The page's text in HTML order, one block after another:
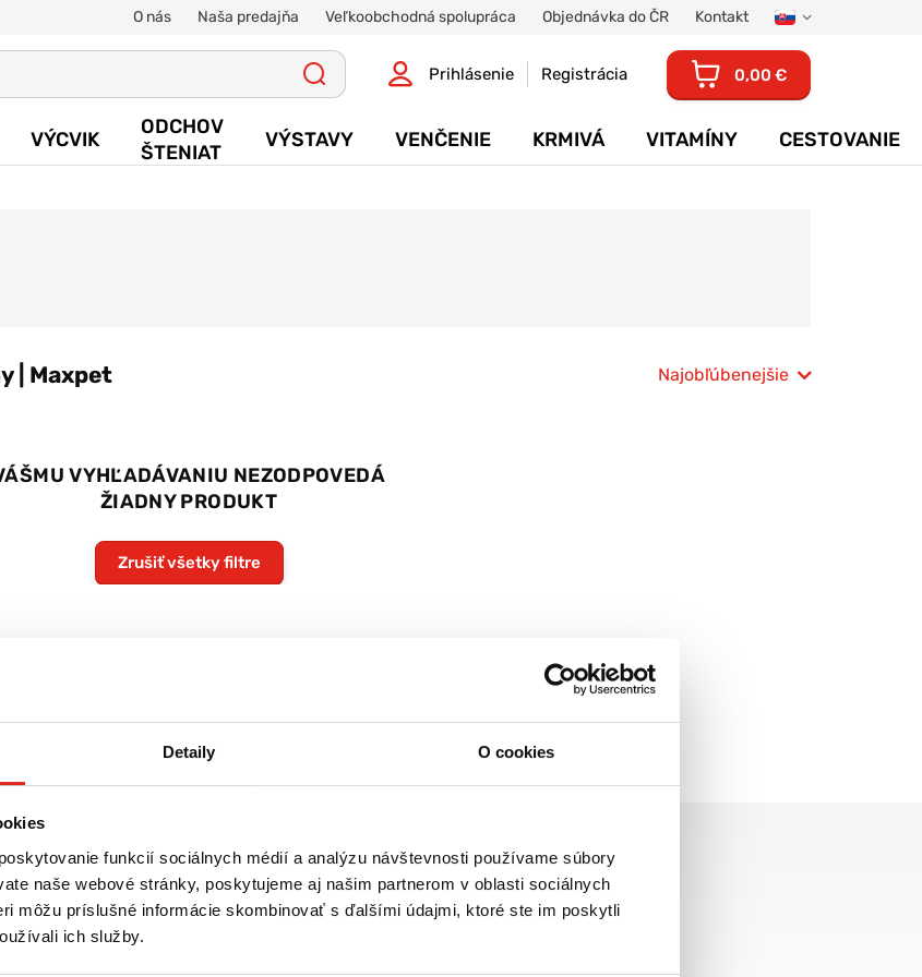
Detaily O cookies
funkcií sociálnych médií a analýzu návštevnosti používame súbory
naše webové stránky, poskytujeme aj našim partnerom v oblasti sociálnych
môžu príslušné informácie skombinovať s ďalšími údajmi, ktoré ste im poskytli
ich služby.
O nás Naša predajňa Veľkoobchodná spolupráca Objednávka do ČR
Kontakt
Prihlásenie Registrácia 0,00 €
VÝCVIK
ODCHOV
ŠTENIAT
VÝSTAVY VENČENIE KRMIVÁ VITAMÍNY CESTOVANIE
| Maxpet Najobľúbenejšie
VYHĽADÁVANIU NEZODPOVEDÁ
ŽIADNY PRODUKT
Zrušiť všetky filtre